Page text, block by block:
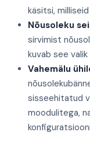
käsitsi,
Nõusoleku
sirvimist
kuvab see
Vahemälu
sisseehitatud
moodulitega,